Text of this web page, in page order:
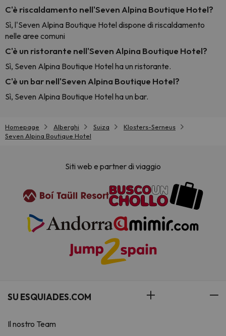
C'è riscaldamento nell'Seven Alpina Boutique Hotel?
Sì, l'Seven Alpina Boutique Hotel dispone di riscaldamento
nelle aree comuni
C'è un ristorante nell'Seven Alpina Boutique Hotel?
Sì, Seven Alpina Boutique Hotel ha un ristorante.
C'è un bar nell'Seven Alpina Boutique Hotel?
Sì, Seven Alpina Boutique Hotel ha un bar.
Homepage Alberghi Suiza
Klosters-Serneus
Seven Alpina Boutique Hotel
Siti web e partner di viaggio
SU ESQUIADES.COM
Il nostro Team